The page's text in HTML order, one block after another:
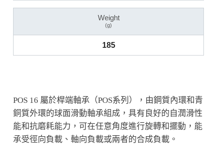
Weight
(g)
185
POS 16 屬於桿端軸承（POS系列），由鋼質內環和青
銅質外環的球面滑動軸承組成，具有良好的自潤滑性
能和抗磨耗能力，可在任意角度進行旋轉和擺動，能
承受徑向負載、軸向負載或兩者的合成負載。